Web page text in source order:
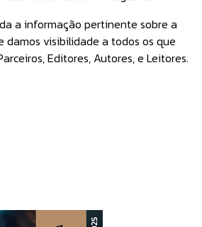
a informação pertinente sobre a
damos visibilidade a todos os que
Editores, Autores, e Leitores.